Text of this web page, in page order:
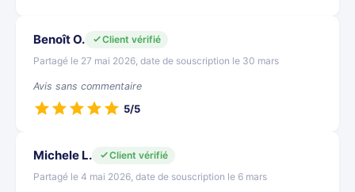
Benoît O.
Client vérifié
Partagé le 27 mai 2026, date de souscription le 30 mars
Avis sans commentaire
5/5
Michele L.
Client vérifié
Partagé le 4 mai 2026, date de souscription le 6 mars